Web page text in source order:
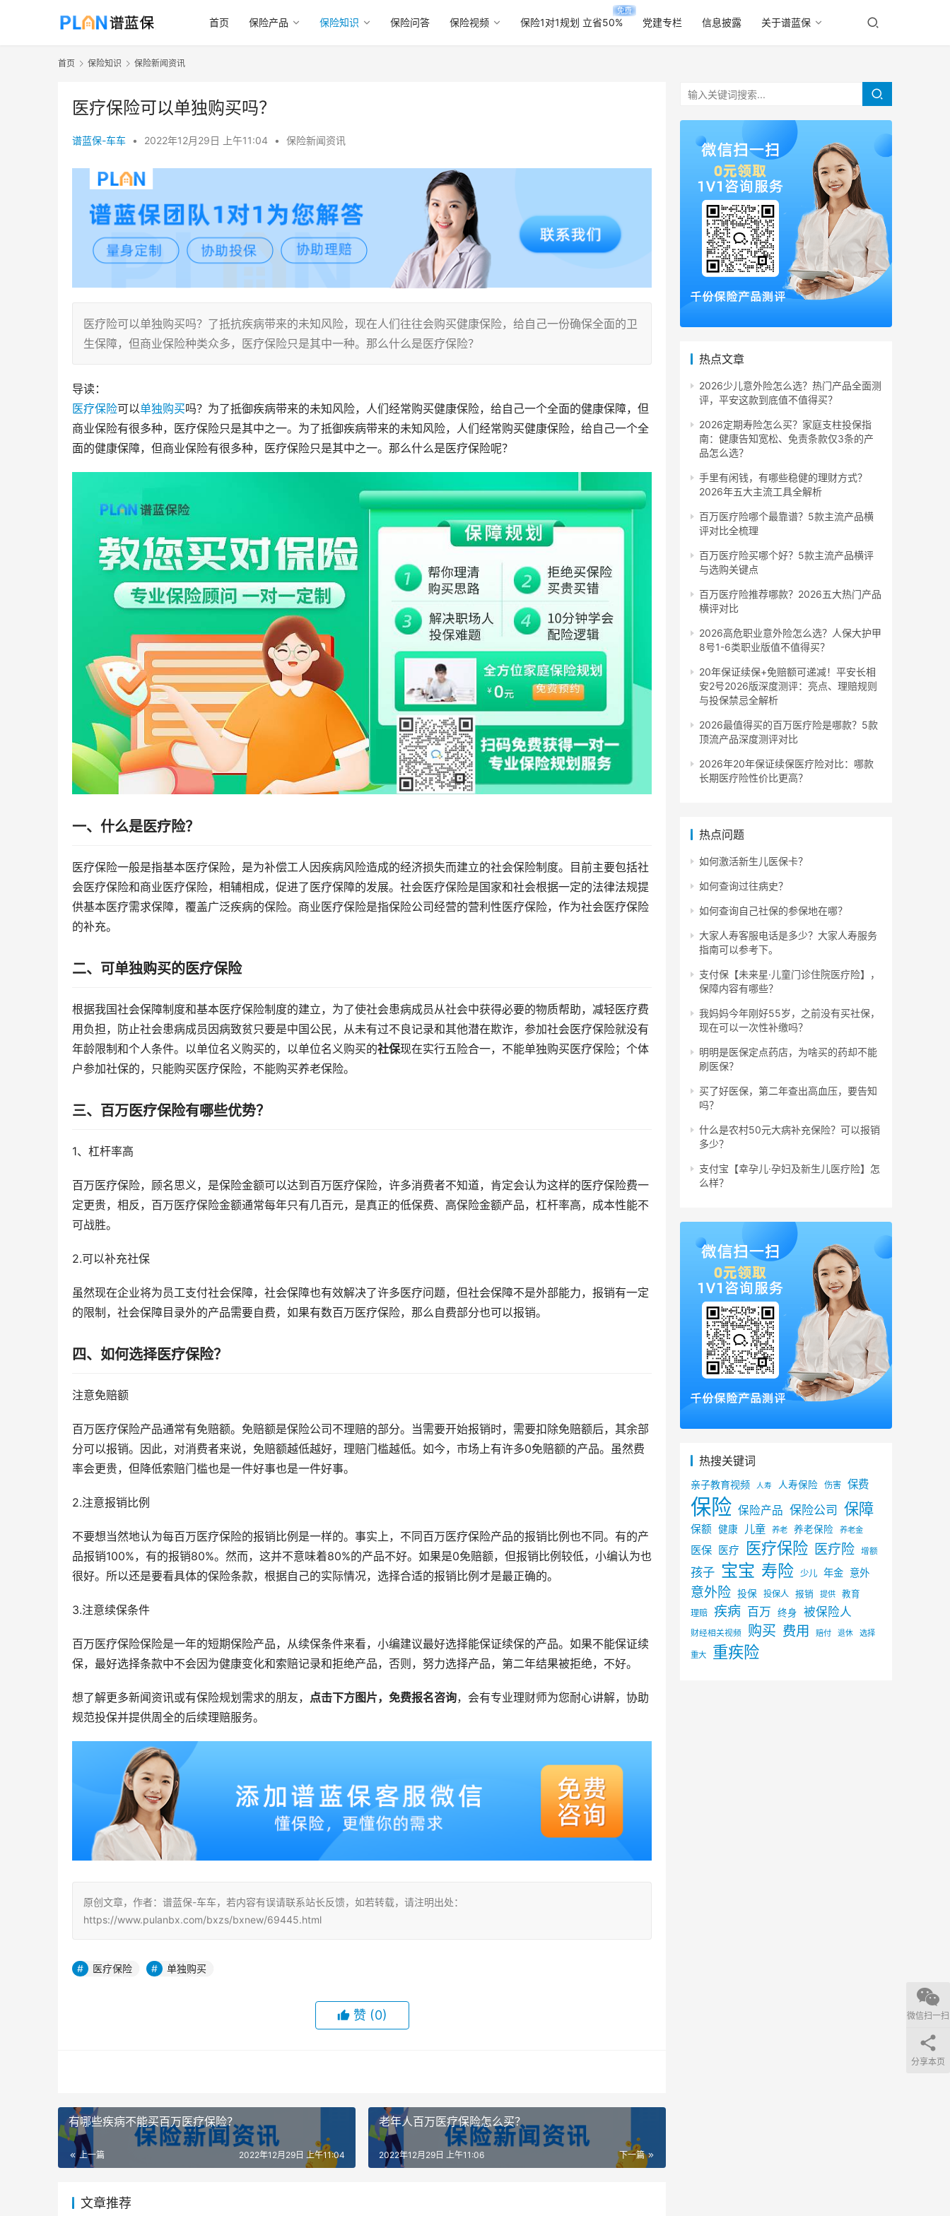
首页 保险产品 保险知识 保险问答 保险视频 保险1对1规划 立省50%
免费
党建专栏 信息披露 关于谱蓝保
首页 保险知识 保险新闻资讯
医疗保险可以单独购买吗？
谱蓝保-车车 • 2022年12月29日 上午11:04 • 保险新闻资讯
医疗险可以单独购买吗？了抵抗疾病带来的未知风险，现在人们往往会购买健康保险，给自己一份确保全面的卫
生保障，但商业保险种类众多，医疗保险只是其中一种。那么什么是医疗保险？
导读：
医疗保险可以单独购买吗？为了抵御疾病带来的未知风险，人们经常购买健康保险，给自己一个全面的健康保障，但
商业保险有很多种，医疗保险只是其中之一。为了抵御疾病带来的未知风险，人们经常购买健康保险，给自己一个全
面的健康保障，但商业保险有很多种，医疗保险只是其中之一。那么什么是医疗保险呢？
一、什么是医疗险？
医疗保险一般是指基本医疗保险，是为补偿工人因疾病风险造成的经济损失而建立的社会保险制度。目前主要包括社
会医疗保险和商业医疗保险，相辅相成，促进了医疗保障的发展。社会医疗保险是国家和社会根据一定的法律法规提
供基本医疗需求保障，覆盖广泛疾病的保险。商业医疗保险是指保险公司经营的营利性医疗保险，作为社会医疗保险
的补充。
二、可单独购买的医疗保险
根据我国社会保障制度和基本医疗保险制度的建立，为了使社会患病成员从社会中获得必要的物质帮助，减轻医疗费
用负担，防止社会患病成员因病致贫只要是中国公民，从未有过不良记录和其他潜在欺诈，参加社会医疗保险就没有
年龄限制和个人条件。以单位名义购买的，以单位名义购买的社保现在实行五险合一，不能单独购买医疗保险；个体
户参加社保的，只能购买医疗保险，不能购买养老保险。
三、百万医疗保险有哪些优势？
1、杠杆率高
百万医疗保险，顾名思义，是保险金额可以达到百万医疗保险，许多消费者不知道，肯定会认为这样的医疗保险费一
定更贵，相反，百万医疗保险金额通常每年只有几百元，是真正的低保费、高保险金额产品，杠杆率高，成本性能不
可战胜。
2.可以补充社保
虽然现在企业将为员工支付社会保障，社会保障也有效解决了许多医疗问题，但社会保障不是外部能力，报销有一定
的限制，社会保障目录外的产品需要自费，如果有数百万医疗保险，那么自费部分也可以报销。
四、如何选择医疗保险？
注意免赔额
百万医疗保险产品通常有免赔额。免赔额是保险公司不理赔的部分。当需要开始报销时，需要扣除免赔额后，其余部
分可以报销。因此，对消费者来说，免赔额越低越好，理赔门槛越低。如今，市场上有许多0免赔额的产品。虽然费
率会更贵，但降低索赔门槛也是一件好事也是一件好事。
2.注意报销比例
不要想当然地认为每百万医疗保险的报销比例是一样的。事实上，不同百万医疗保险产品的报销比例也不同。有的产
品报销100%，有的报销80%。然而，这并不意味着80%的产品不好。如果是0免赔额，但报销比例较低，小编认为也
很好。所以还是要看具体的保险条款，根据自己的实际情况，选择合适的报销比例才是最正确的。
3.注意续保条件
百万医疗保险保险是一年的短期保险产品，从续保条件来看，小编建议最好选择能保证续保的产品。如果不能保证续
保，最好选择条款中不会因为健康变化和索赔记录和拒绝产品，否则，努力选择产品，第二年结果被拒绝，不好。
想了解更多新闻资讯或有保险规划需求的朋友， 点击下方图片，免费报名咨询，会有专业理财师为您耐心讲解，协助
规范投保并提供周全的后续理赔服务。
原创文章，作者：谱蓝保-车车，若内容有误请联系站长反馈，如若转载，请注明出处：
https://www.pulanbx.com/bxzs/bxnew/69445.html
医疗保险 单独购买
赞 (0)
有哪些疾病不能买百万医疗保险？
上一篇 2022年12月29日 上午11:04
老年人百万医疗保险怎么买？
下一篇
2022年12月29日 上午11:06
文章推荐
热点文章
2026少儿意外险怎么选？热门产品全面测
评，平安这款到底值不值得买？
2026定期寿险怎么买？家庭支柱投保指
南：健康告知宽松、免责条款仅3条的产
品怎么选？
手里有闲钱，有哪些稳健的理财方式？
2026年五大主流工具全解析
百万医疗险哪个最靠谱？5款主流产品横
评对比全梳理
百万医疗险买哪个好？5款主流产品横评
与选购关键点
百万医疗险推荐哪款？2026五大热门产品
横评对比
2026高危职业意外险怎么选？人保大护甲
8号1-6类职业版值不值得买？
20年保证续保+免赔额可递减！平安长相
安2号2026版深度测评：亮点、理赔规则
与投保禁忌全解析
2026最值得买的百万医疗险是哪款？5款
顶流产品深度测评对比
2026年20年保证续保医疗险对比：哪款
长期医疗险性价比更高？
热点问题
如何激活新生儿医保卡？
如何查询过往病史？
如何查询自己社保的参保地在哪？
大家人寿客服电话是多少？大家人寿服务
指南可以参考下。
支付保【未来星·儿童门诊住院医疗险】，
保障内容有哪些？
我妈妈今年刚好55岁，之前没有买社保，
现在可以一次性补缴吗？
明明是医保定点药店，为啥买的药却不能
刷医保？
买了好医保，第二年查出高血压，要告知
吗？
什么是农村50元大病补充保险？可以报销
多少？
支付宝【幸孕儿·孕妇及新生儿医疗险】怎
么样？
热搜关键词
亲子教育视频 人寿 人寿保险 伤害 保费
保险 保险产品 保险公司 保障
保额 健康 儿童 养老 养老保险 养老金
医保 医疗 医疗保险 医疗险 增额
孩子 宝宝 寿险 少儿 年金 意外
意外险 投保 投保人 报销 提供
教育
理赔 疾病 百万 终身 被保险人
财经相关视频 购买 费用 赔付 退休 选择
重大 重疾险
微信扫一扫
分享本页